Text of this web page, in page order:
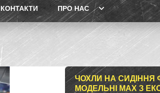
КОНТАКТИ ПРО НАС
ЧОХЛИ НА СИДІННЯ
МОДЕЛЬНІ MAX З